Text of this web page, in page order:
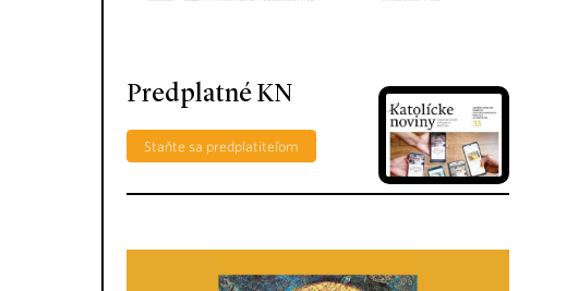
Predplatné KN
Staňte sa predplatiteľom